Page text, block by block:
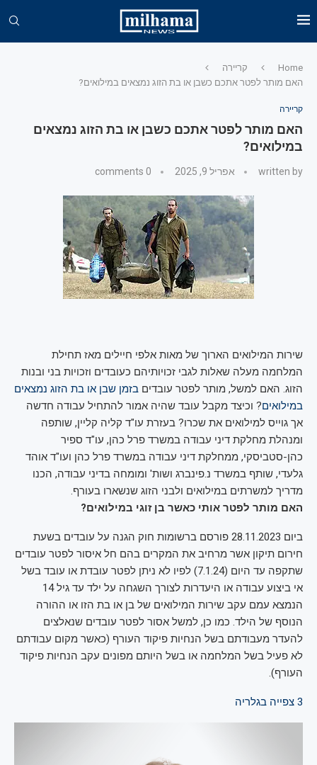
Home
קריירה
האם מותר לפטר אתכם כשבן או בת הזוג נמצאים במילואים?
קריירה
האם מותר לפטר אתכם כשבן או בת הזוג נמצאים
במילואים?
written by אפריל 9, 2025 0 comments
שירות המילואים הארוך של מאות אלפי חיילים מאז תחילת
המלחמה מעלה שאלות לגבי זכויותיהם כעובדים וזכויות בני ובנות
הזוג. האם למשל, מותר לפטר עובדים בזמן שבן או בת הזוג נמצאים
במילואים? וכיצד מקבל עובד שהיה אמור להתחיל עבודה חדשה
אך גוייס למילואים את שכרו? בעזרת עו"ד קליה קליין, שותפה
ומנהלת מחלקת דיני עבודה במשרד פרל כהן, עו"ד ספיר
כהן-סטביסקי, ממחלקת דיני עבודה במשרד פרל כהן ועו"ד אוהד
גלעדי, שותף במשרד נ.פינברג ושות' ומומחה בדיני עבודה, הכנו
מדריך למשרתים במילואים ולבני הזוג שנשארו בעורף.
האם מותר לפטר אותי כאשר בן זוגי במילואים?
ביום 28.11.2023 פורסם ברשומות חוק הגנה על עובדים בשעת
חירום תיקון אשר מרחיב את המקרים בהם חל איסור לפטר עובדים
שתקפה עד היום (7.1.24) לפיו לא ניתן לפטר עובדת או עובד בשל
אי ביצוע עבודה או היעדרות לצורך השגחה על ילד עד גיל 14
הנמצא עמם עקב שירות המילואים של בן או בת הזו או ההורה
הנוסף של הילד. כמו כן, למשל אסור לפטר עובדים שנאלצים
להעדר מעבודתם בשל הנחיות פיקוד העורף (כאשר מקום עבודתם
לא פעיל בשל המלחמה או בשל היותם מפונים עקב הנחיות פיקוד
העורף).
3 צפייה בגלריה